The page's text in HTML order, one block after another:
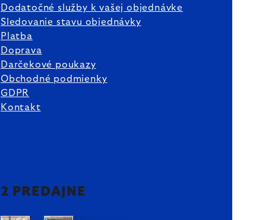
Dodatočné služby k vašej objednávke
Sledovanie stavu objednávky
Platba
Doprava
Darčekové poukazy
Obchodné podmienky
GDPR
Kontakt
2 PREDAJNE